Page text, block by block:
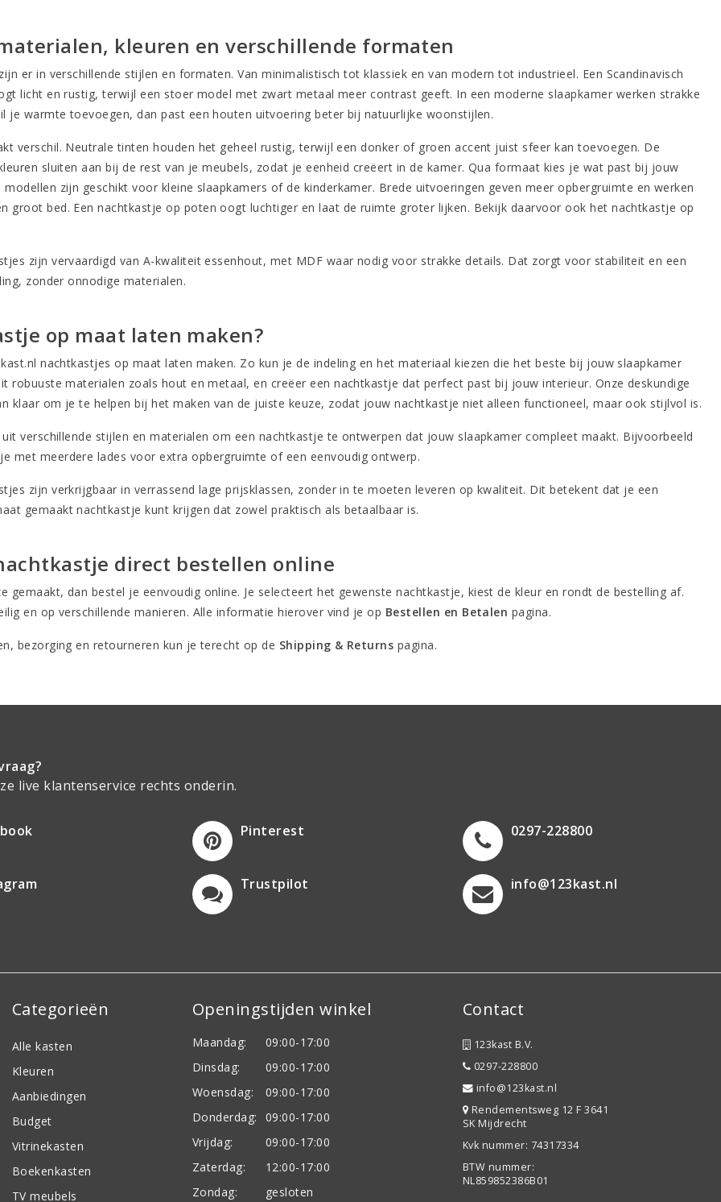
kleuren en verschillende formaten
er in verschillende stijlen en formaten. Van minimalistisch tot klassiek en vanmodern totindustrieel. Een Scandinavisch
licht en rustig, terwijl een stoer model met zwart metaal meer contrast geeft. In een moderne slaapkamer werken strakke
je warmte toevoegen, dan past een houten uitvoering beter bij natuurlijke woonstijlen.
verschil. Neutrale tinten houden het geheel rustig, terwijl een donker of groen accent juist sfeer kan toevoegen. De
sluiten aan bij de rest van je meubels, zodat je eenheid creëert in de kamer. Qua formaat kies je wat past bij jouw
modellen zijn geschikt voor kleine slaapkamers of de kinderkamer. Brede uitvoeringen geven meer opbergruimte en werken
groot bed. Een nachtkastje op poten oogt luchtiger en laat de ruimte groter lijken. Bekijk daarvoor ook hetnachtkastje op
zijn vervaardigd van A-kwaliteit essenhout, met MDF waar nodig voor strakke details. Dat zorgt voor stabiliteit en een
zonder onnodige materialen.
op maat laten maken?
nachtkastjesop maat laten maken. Zo kun je de indeling en het materiaal kiezen die het beste bij jouw slaapkamer
robuuste materialen zoals hout en metaal, en creëer een nachtkastje dat perfect past bij jouw interieur. Onze deskundige
klaar om je te helpen bij het maken van de juiste keuze, zodat jouw nachtkastje niet alleen functioneel, maar ook stijlvol is.
uit verschillende stijlen en materialen om een nachtkastje te ontwerpen dat jouw slaapkamer compleet maakt. Bijvoorbeeld
met meerdere lades voor extra opbergruimte of een eenvoudig ontwerp.
zijn verkrijgbaar in verrassend lage prijsklassen, zonder in te moeten leveren op kwaliteit. Dit betekent dat je een
gemaakt nachtkastje kunt krijgen dat zowel praktisch als betaalbaar is.
direct bestellen online
gemaakt, dan bestel je eenvoudig online. Je selecteert het gewenste nachtkastje, kiest de kleur en rondt de bestelling af.
en op verschillende manieren. Alle informatie hierover vind je op Bestellen en Betalen pagina.
bezorging en retourneren kun je terecht op de Shipping & Returns pagina.
live klantenservice rechts onderin.
Pinterest 0297-228800
Trustpilot info@123kast.nl
Categorieën
Alle kasten
Kleuren
Aanbiedingen
Budget
Vitrinekasten
Boekenkasten
TV meubels
Openingstijden winkel
Maandag:
09:00-17:00
Dinsdag:
09:00-17:00
Woensdag:
09:00-17:00
Donderdag:
09:00-17:00
Vrijdag:
09:00-17:00
Zaterdag:
12:00-17:00
Zondag:
gesloten
Contact
123kast B.V.
0297-228800
info@123kast.nl
Rendementsweg 12 F 3641
SK Mijdrecht
Kvk nummer: 74317334
BTW nummer:
NL859852386B01